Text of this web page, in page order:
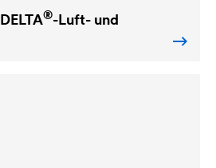
DELTA®-Luft- und